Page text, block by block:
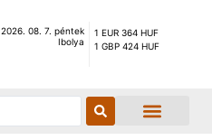
2026. 08. 7. péntek
Ibolya
1 EUR 364 HUF
1 GBP 424 HUF